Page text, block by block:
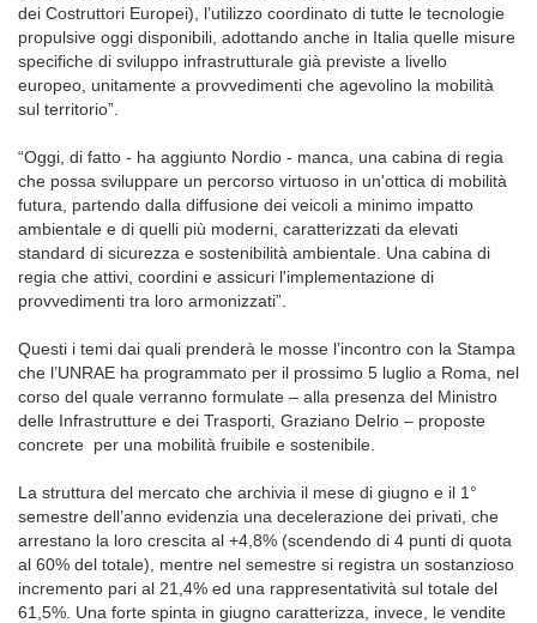
dei Costruttori Europei), l’utilizzo coordinato di tutte le tecnologie
propulsive oggi disponibili, adottando anche in Italia quelle misure
specifiche di sviluppo infrastrutturale già previste a livello
europeo, unitamente a provvedimenti che agevolino la mobilità
sul territorio”.
“Oggi, di fatto - ha aggiunto Nordio - manca, una cabina di regia
che possa sviluppare un percorso virtuoso in un'ottica di mobilità
futura, partendo dalla diffusione dei veicoli a minimo impatto
ambientale e di quelli più moderni, caratterizzati da elevati
standard di sicurezza e sostenibilità ambientale. Una cabina di
regia che attivi, coordini e assicuri l'implementazione di
provvedimenti tra loro armonizzati”.
Questi i temi dai quali prenderà le mosse l’incontro con la Stampa
che l’UNRAE ha programmato per il prossimo 5 luglio a Roma, nel
corso del quale verranno formulate – alla presenza del Ministro
delle Infrastrutture e dei Trasporti, Graziano Delrio – proposte
concrete per una mobilità fruibile e sostenibile.
La struttura del mercato che archivia il mese di giugno e il 1°
semestre dell’anno evidenzia una decelerazione dei privati, che
arrestano la loro crescita al +4,8% (scendendo di 4 punti di quota
al 60% del totale), mentre nel semestre si registra un sostanzioso
incremento pari al 21,4% ed una rappresentatività sul totale del
61,5%. Una forte spinta in giugno caratterizza, invece, le vendite